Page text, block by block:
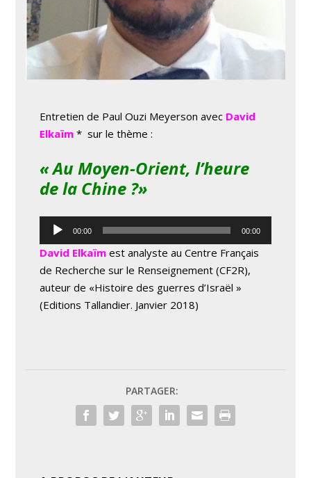
Entretien de Paul Ouzi Meyerson avec David
Elkaïm * sur le thème :
« Au Moyen-Orient, l’heure
de la Chine ?»
Lecteur
audio
00:00 00:00
David Elkaïm est analyste au Centre Français
de Recherche sur le Renseignement (CF2R),
auteur de «Histoire des guerres d’Israël »
(Editions Tallandier. Janvier 2018)
PARTAGER: